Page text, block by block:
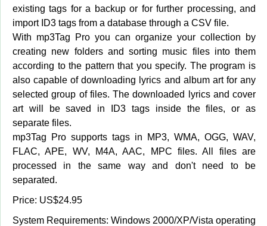
existing tags for a backup or for further processing, and
import ID3 tags from a database through a CSV file.
With mp3Tag Pro you can organize your collection by
creating new folders and sorting music files into them
according to the pattern that you specify. The program is
also capable of downloading lyrics and album art for any
selected group of files. The downloaded lyrics and cover
art will be saved in ID3 tags inside the files, or as
separate files.
mp3Tag Pro supports tags in MP3, WMA, OGG, WAV,
FLAC, APE, WV, M4A, AAC, MPC files. All files are
processed in the same way and don't need to be
separated.
Price: US$24.95
System Requirements: Windows 2000/XP/Vista operating